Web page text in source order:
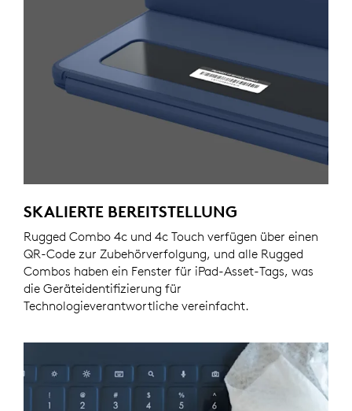
SKALIERTE BEREITSTELLUNG
Rugged Combo 4c und 4c Touch verfügen über einen
QR-Code zur Zubehörverfolgung, und alle Rugged
Combos haben ein Fenster für iPad-Asset-Tags, was
die Geräteidentifizierung für
Technologieverantwortliche vereinfacht.